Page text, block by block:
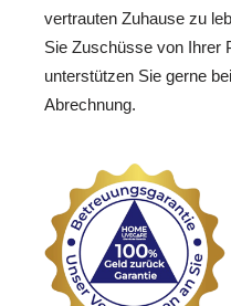
vertrauten Zuhause zu
Sie Zuschüsse von Ihrer
unterstützen Sie gerne
Abrechnung.